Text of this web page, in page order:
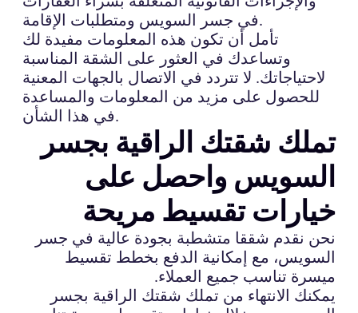
في جسر السويس ومتطلبات الإقامة.
تأمل أن تكون هذه المعلومات مفيدة لك
وتساعدك في العثور على الشقة المناسبة
لاحتياجاتك. لا تتردد في الاتصال بالجهات المعنية
للحصول على مزيد من المعلومات والمساعدة
في هذا الشأن.
تملك شقتك الراقية بجسر
السويس واحصل على
خيارات تقسيط مريحة
نحن نقدم شققا متشطبة بجودة عالية في جسر
السويس، مع إمكانية الدفع بخطط تقسيط
ميسرة تناسب جميع العملاء.
يمكنك الانتهاء من تملك شقتك الراقية بجسر